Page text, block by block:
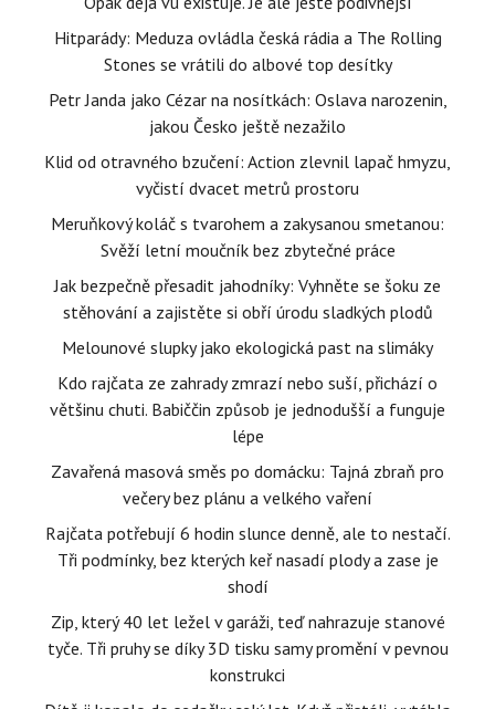
Hitparády: Meduza ovládla česká rádia a The Rolling
Stones se vrátili do albové top desítky
Petr Janda jako Cézar na nosítkách: Oslava narozenin,
jakou Česko ještě nezažilo
Klid od otravného bzučení: Action zlevnil lapač hmyzu,
vyčistí dvacet metrů prostoru
Meruňkový koláč s tvarohem a zakysanou smetanou:
Svěží letní moučník bez zbytečné práce
Jak bezpečně přesadit jahodníky: Vyhněte se šoku ze
stěhování a zajistěte si obří úrodu sladkých plodů
Melounové slupky jako ekologická past na slimáky
Kdo rajčata ze zahrady zmrazí nebo suší, přichází o
většinu chuti. Babiččin způsob je jednodušší a funguje
lépe
Zavařená masová směs po domácku: Tajná zbraň pro
večery bez plánu a velkého vaření
Rajčata potřebují 6 hodin slunce denně, ale to nestačí.
Tři podmínky, bez kterých keř nasadí plody a zase je
shodí
Zip, který 40 let ležel v garáži, teď nahrazuje stanové
tyče. Tři pruhy se díky 3D tisku samy promění v pevnou
konstrukci